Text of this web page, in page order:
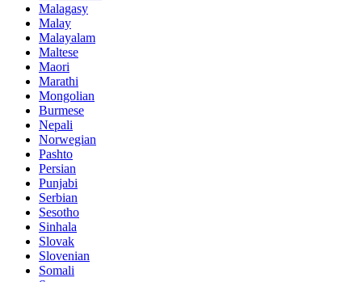
Malagasy
Malay
Malayalam
Maltese
Maori
Marathi
Mongolian
Burmese
Nepali
Norwegian
Pashto
Persian
Punjabi
Serbian
Sesotho
Sinhala
Slovak
Slovenian
Somali